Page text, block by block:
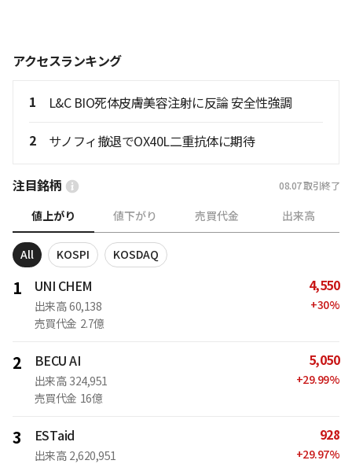
アクセスランキング
1 L&C BIO死体皮膚美容注射に反論 安全性強調
2 サノフィ撤退でOX40L二重抗体に期待
注目銘柄 08.07取引終了
値上がり 値下がり 売買代金 出来高
All KOSPI KOSDAQ
1 UNI CHEM
出来高 60,138
売買代金 2.7億
4,550
+30%
2 BECU AI
出来高 324,951
売買代金 16億
5,050
+29.99%
3 ESTaid
出来高 2,620,951
928
+29.97%